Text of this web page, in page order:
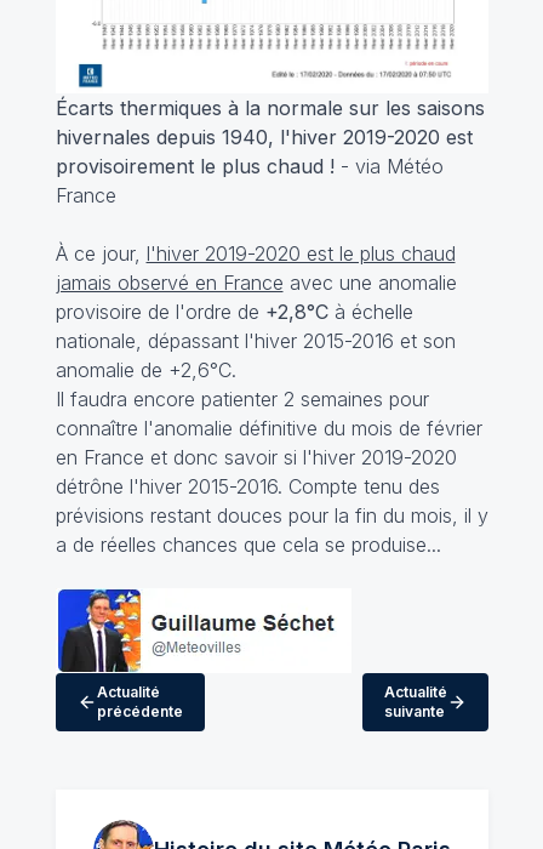
Écarts thermiques à la normale sur les saisons
hivernales depuis 1940, l'hiver 2019-2020 est
provisoirement le plus chaud ! - via Météo
France
À ce jour, l'hiver 2019-2020 est le plus chaud
jamais observé en France avec une anomalie
provisoire de l'ordre de +2,8°Cà échelle
nationale, dépassant l'hiver 2015-2016 et son
anomalie de +2,6°C.
Il faudra encore patienter 2 semaines pour
connaître l'anomalie définitive du mois de février
en France et donc savoir si l'hiver 2019-2020
détrône l'hiver 2015-2016. Compte tenu des
prévisions restant douces pour la fin du mois, il y
a de réelles chances que cela se produise...
Actualité
précédente
Actualité
suivante